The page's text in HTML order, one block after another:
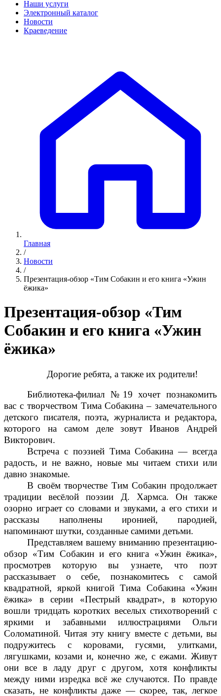
Наши услуги
Электронный каталог
Новости
Краеведение
Главная
/
Новости
/
Презентация-обзор «Тим Собакин и его книга «Ужин
ёжика»
Презентация-обзор «Тим
Собакин и его книга «Ужин
ёжика»
Дорогие ребята, а также их родители!
Библиотека-филиал №19 хочет познакомить
вас с творчеством Тима Собакина – замечательного
детского писателя, поэта, журналиста и редактора,
которого на самом деле зовут Иванов Андрей
Викторович.
Встреча с поэзией Тима Собакина — всегда
радость, и не важно, новые мы читаем стихи или
давно знакомые.
В своём творчестве Тим Собакин продолжает
традиции весёлой поэзии Д. Хармса. Он также
озорно играет со словами и звуками, а его стихи и
рассказы наполнены иронией, пародией,
напоминают шутки, созданные самими детьми.
Представляем вашему вниманию презентацию-
обзор «Тим Собакин и его книга «Ужин ёжика»,
просмотрев которую вы узнаете, что поэт
рассказывает о себе, познакомитесь с самой
квадратной, яркой книгой Тима Собакина «Ужин
ёжика» в серии «Пестрый квадрат», в которую
вошли тридцать коротких веселых стихотворений с
яркими и забавными иллюстрациями Ольги
Соломатиной. Читая эту книгу вместе с детьми, вы
подружитесь с коровами, гусями, улитками,
лягушками, козами и, конечно же, с ежами. Живут
они все в ладу друг с другом, хотя конфликты
между ними изредка всё же случаются. По правде
сказать, не конфликты даже — скорее, так, легкое